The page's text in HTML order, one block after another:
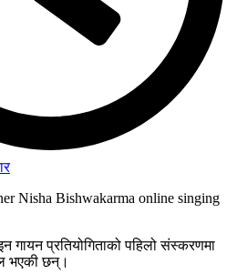
गायन प्रतियोगिताको पहिलो संस्करणमा
भएकी छन्।